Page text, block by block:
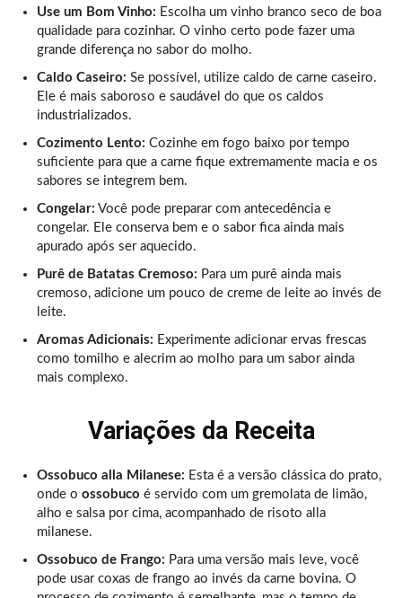
Use um Bom Vinho: Escolha um vinho branco seco de boa
qualidade para cozinhar. O vinho certo pode fazer uma
grande diferença no sabor do molho.
Caldo Caseiro: Se possível, utilize caldo de carne caseiro.
Ele é mais saboroso e saudável do que os caldos
industrializados.
Cozimento Lento: Cozinhe em fogo baixo por tempo
suficiente para que a carne fique extremamente macia e os
sabores se integrem bem.
Congelar: Você pode preparar com antecedência e
congelar. Ele conserva bem e o sabor fica ainda mais
apurado após ser aquecido.
Purê de Batatas Cremoso: Para um purê ainda mais
cremoso, adicione um pouco de creme de leite ao invés de
leite.
Aromas Adicionais: Experimente adicionar ervas frescas
como tomilho e alecrim ao molho para um sabor ainda
mais complexo.
Variações da Receita
Ossobuco alla Milanese: Esta é a versão clássica do prato,
onde o ossobuco é servido com um gremolata de limão,
alho e salsa por cima, acompanhado de risoto alla
milanese.
Ossobuco de Frango: Para uma versão mais leve, você
pode usar coxas de frango ao invés da carne bovina. O